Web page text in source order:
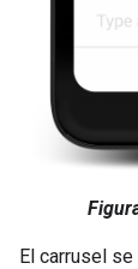
El carrusel